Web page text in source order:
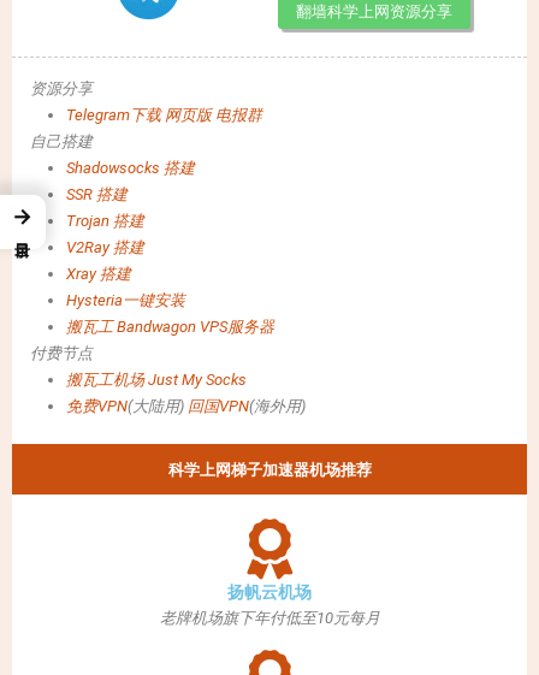
翻墙科学上网资源分享
资源分享
Telegram下载 网页版 电报群
自己搭建
Shadowsocks 搭建
SSR 搭建
Trojan 搭建
V2Ray 搭建
Xray 搭建
Hysteria一键安装
搬瓦工 Bandwagon VPS服务器
付费节点
搬瓦工机场 Just My Socks
免费VPN(大陆用) 回国VPN(海外用)
科学上网梯子加速器机场推荐
扬帆云机场
老牌机场旗下年付低至10元每月
→